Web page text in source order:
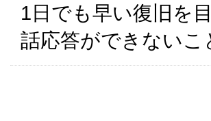
1日でも早い復旧を
話応答ができない